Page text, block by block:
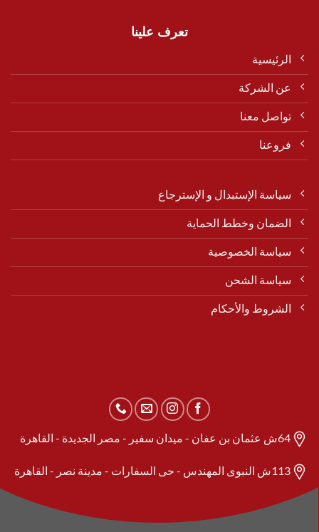
تعرف علينا
الرئيسية
عن الشركة
تواصل معنا
فروعنا
سياسة الإستبدال و الإسترجاع
الضمان وخطط الحماية
سياسة الخصوصية
سياسة الشحن
الشروط والأحكام
64ش عثمان بن عفان - ميدان سفير - مصر الجديدة - القاهرة
113ش النبوى المهندس - حى السفارات - مدينة نصر - القاهرة